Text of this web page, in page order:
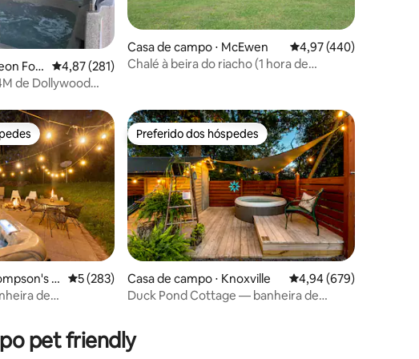
avaliações
For
4,87 de uma avaliação média de 5, 281 avaliações
4,87 (281)
de Dollywood
Casa de campo ⋅ McEwen 4,97 de uma avaliação
4,97 (440)
Chalé à beira do riacho (1 hora de
avaliações
dos hóspedes
S
5 de uma avaliação média de 5, 283 avaliações
5 (283)
de
Preferido dos hóspedes
Preferido dos hóspedes
Casa de campo ⋅ Knoxville 4,94 de uma avaliação
4,94 (679)
Duck Pond Cottage — banheira de
pet friendly